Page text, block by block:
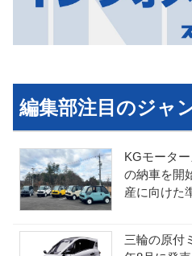
編集部注目のジャ
KGモータ
の納車を開
産に向けた
三輪の原付